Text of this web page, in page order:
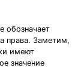
обозначает
права. Заметим,
имеют
значение